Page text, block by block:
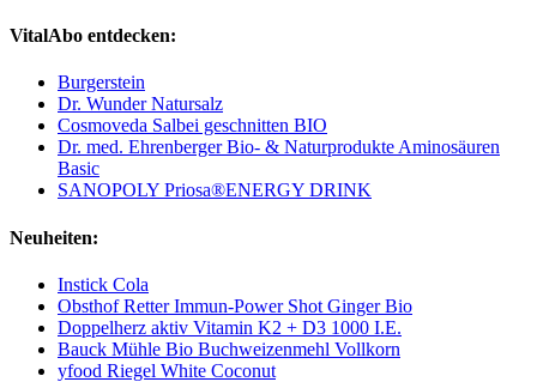
VitalAbo entdecken:
Burgerstein
Dr. Wunder Natursalz
Cosmoveda Salbei geschnitten BIO
Dr. med. Ehrenberger Bio- & Naturprodukte Aminosäuren
Basic
SANOPOLY Priosa®ENERGY DRINK
Neuheiten:
Instick Cola
Obsthof Retter Immun-Power Shot Ginger Bio
Doppelherz aktiv Vitamin K2 + D3 1000 I.E.
Bauck Mühle Bio Buchweizenmehl Vollkorn
yfood Riegel White Coconut